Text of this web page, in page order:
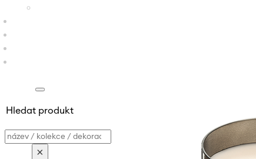
Hledat produkt
Vyhledávání
×